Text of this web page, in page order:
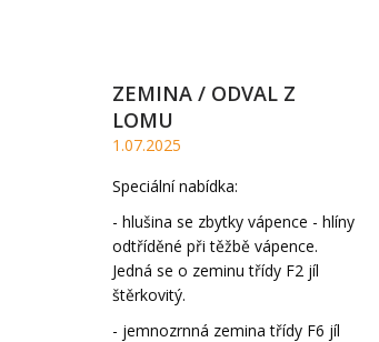
ZEMINA / ODVAL Z
LOMU
1.07.2025
Speciální nabídka:
- hlušina se zbytky vápence - hlíny
odtříděné při těžbě vápence.
Jedná se o zeminu třídy F2 jíl
štěrkovitý.
- jemnozrnná zemina třídy F6 jíl